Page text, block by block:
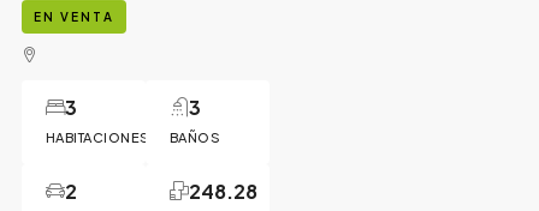
EN VENTA
HABITACIONES
3
BAÑOS
3
2 248.28